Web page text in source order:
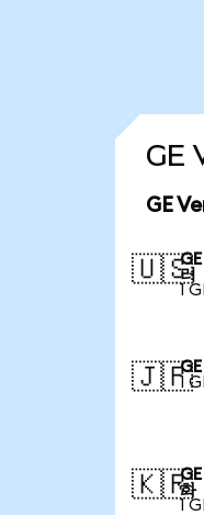
GE
GE
🇺🇸
러
1
🇯🇵
1
🇰🇷
화
1